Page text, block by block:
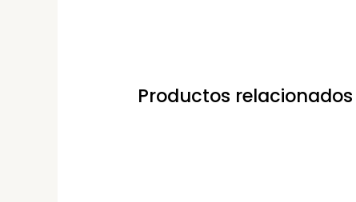
Productos relacionados